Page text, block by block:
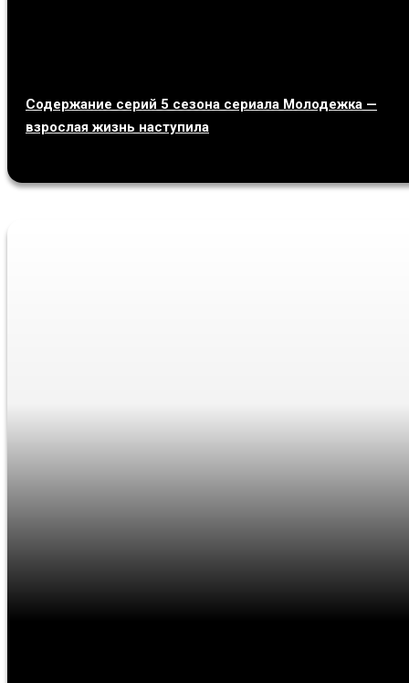
Содержание серий 5 сезона сериала Молодежка —
взрослая жизнь наступила